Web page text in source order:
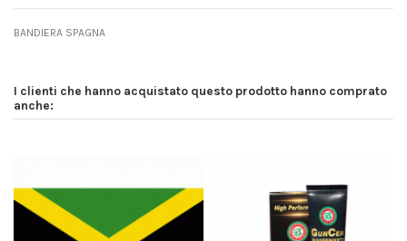
BANDIERA SPAGNA
I clienti che hanno acquistato questo prodotto hanno comprato
anche: